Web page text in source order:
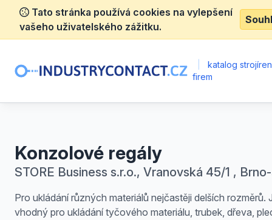
Tato stránka používá cookies na vylepšení
vašeho uživatelského zážitku.
katalog
firem
Konzolové regály
STORE Business s.r.o., Vranovská 45/1 ,
Pro ukládání různých materiálů nejčastěji delších rozměrů.
vhodný pro ukládání tyčového materiálu, trubek, dřeva,